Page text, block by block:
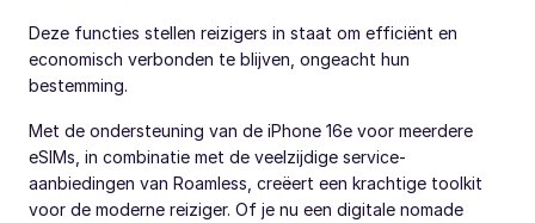
Deze functies stellen reizigers in staat om efficiënt en
economisch verbonden te blijven, ongeacht hun
bestemming.
Met de ondersteuning van de iPhone 16e voor meerdere
eSIMs, in combinatie met de veelzijdige service-
aanbiedingen van Roamless, creëert een krachtige toolkit
voor de moderne reiziger. Of je nu een digitale nomade